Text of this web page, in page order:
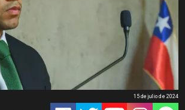
15 de julio de 2024